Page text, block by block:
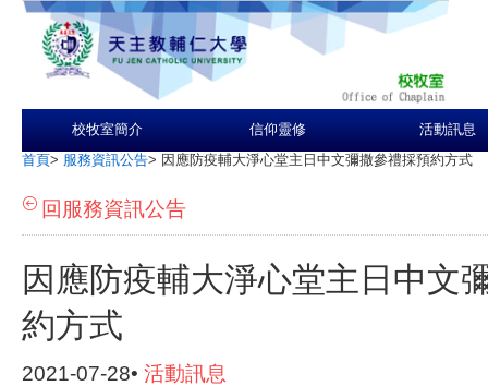
校牧室簡介 信仰靈修 活動訊息
首頁> 服務資訊公告> 因應防疫輔大淨心堂主日中文彌撒參禮採預約方式
回服務資訊公告
因應防疫輔大淨心堂主日中文
約方式
2021-07-28• 活動訊息